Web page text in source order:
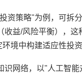
资策略"为例，可拆
益/风险平衡），
境中构建适应性投资
网络，以"人工智